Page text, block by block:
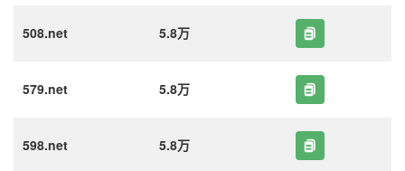
508.net 5.8万
579.net 5.8万
598.net 5.8万